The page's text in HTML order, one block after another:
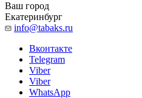
Ваш город
Екатеринбург
info@tabaks.ru
Вконтакте
Telegram
Viber
Viber
WhatsApp